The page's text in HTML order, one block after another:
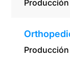
Producción
Producción